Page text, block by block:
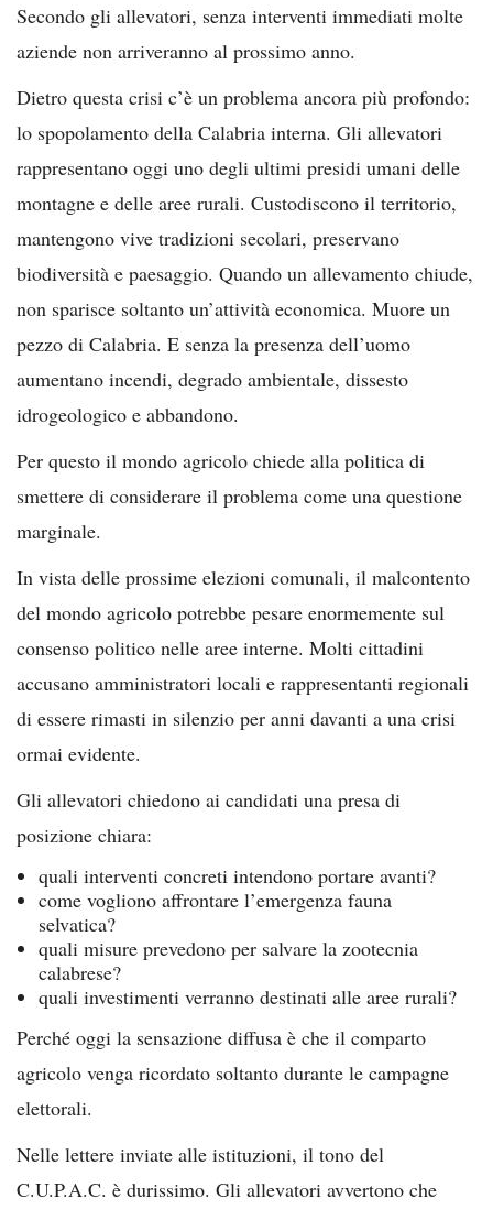
Secondo gli allevatori, senza interventi immediati molte
aziende non arriveranno al prossimo anno.
Dietro questa crisi c’è un problema ancora più profondo:
lo spopolamento della Calabria interna. Gli allevatori
rappresentano oggi uno degli ultimi presidi umani delle
montagne e delle aree rurali. Custodiscono il territorio,
mantengono vive tradizioni secolari, preservano
biodiversità e paesaggio. Quando un allevamento chiude,
non sparisce soltanto un’attività economica. Muore un
pezzo di Calabria. E senza la presenza dell’uomo
aumentano incendi, degrado ambientale, dissesto
idrogeologico e abbandono.
Per questo il mondo agricolo chiede alla politica di
smettere di considerare il problema come una questione
marginale.
In vista delle prossime elezioni comunali, il malcontento
del mondo agricolo potrebbe pesare enormemente sul
consenso politico nelle aree interne. Molti cittadini
accusano amministratori locali e rappresentanti regionali
di essere rimasti in silenzio per anni davanti a una crisi
ormai evidente.
Gli allevatori chiedono ai candidati una presa di
posizione chiara:
quali interventi concreti intendono portare avanti?
come vogliono affrontare l’emergenza fauna
selvatica?
quali misure prevedono per salvare la zootecnia
calabrese?
quali investimenti verranno destinati alle aree rurali?
Perché oggi la sensazione diffusa è che il comparto
agricolo venga ricordato soltanto durante le campagne
elettorali.
Nelle lettere inviate alle istituzioni, il tono del
C.U.P.A.C. è durissimo. Gli allevatori avvertono che